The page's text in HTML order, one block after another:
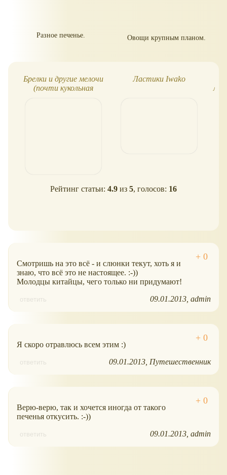
Разное печенье. Овощи крупным планом.
Брелки и другие мелочи
(почти кукольная
Ластики Iwako
Рейтинг статьи: 4.9 из 5, голосов: 16
Смотришь на это всё - и слюнки текут, хоть я и
знаю, что всё это не настоящее. :-))
Молодцы китайцы, чего только ни придумают!
ответить 09.01.2013 admin
Я скоро отравлюсь всем этим :)
ответить 09.01.2013 Путешественник
Верю-верю, так и хочется иногда от такого
печенья откусить. :-))
ответить 09.01.2013 admin